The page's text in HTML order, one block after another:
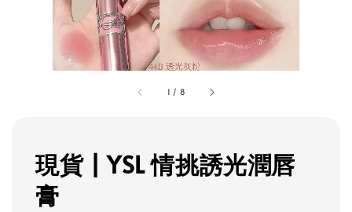
1 / 8
現貨 | YSL 情挑誘光潤唇
膏